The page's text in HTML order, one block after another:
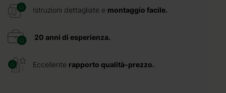
Istruzioni dettagliate e montaggio facile.
20 anni di esperienza.
Eccellente rapporto qualità-prezzo.